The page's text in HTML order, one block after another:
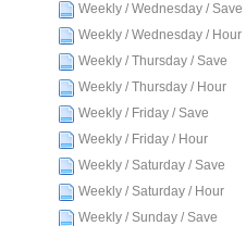
Weekly / Wednesday / Save
Weekly / Wednesday / Hour
Weekly / Thursday / Save
Weekly / Thursday / Hour
Weekly / Friday / Save
Weekly / Friday / Hour
Weekly / Saturday / Save
Weekly / Saturday / Hour
Weekly / Sunday / Save